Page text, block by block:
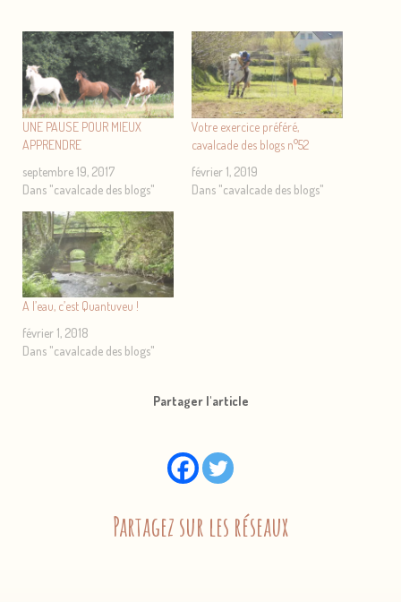
UNE PAUSE POUR MIEUX
APPRENDRE
septembre 19, 2017
Dans "cavalcade des blogs"
Votre exercice préféré,
cavalcade des blogs n°52
février 1, 2019
Dans "cavalcade des blogs"
A l’eau, c’est Quantuveu !
février 1, 2018
Dans "cavalcade des blogs"
Partager l'article
Partagez sur les réseaux